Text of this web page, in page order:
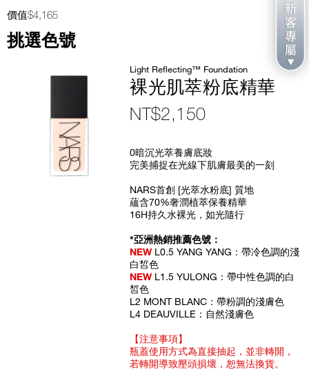
價值$4,165
挑選色號
Light Reflecting™ Foundation
裸光肌萃粉底精華
NT$2,150
No.
0194251149158
0暗沉光萃養膚底妝
完美捕捉在光線下肌膚最美的一刻
NARS首創 [光萃水粉底] 質地
蘊含70%奢潤植萃保養精華
16H持久水裸光，如光隨行
*亞洲熱銷推薦色號：
NEW L0.5 YANG YANG：帶冷色調的淺
白皙色
NEW L1.5 YULONG：帶中性色調的白
皙色
L2 MONT BLANC：帶粉調的淺膚色
L4 DEAUVILLE：自然淺膚色
【注意事項】
瓶蓋使用方式為直接抽起，並非轉開，
若轉開導致壓頭損壞，恕無法換貨。